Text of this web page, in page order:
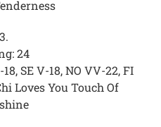
3.
24
SE V-18, NO VV-22, FI
Loves You Touch Of